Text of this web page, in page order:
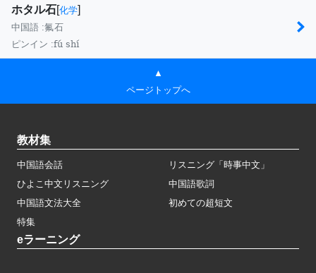
ホタル石[化学]
中国語 :氟石
ピンイン :fú shí
▲
ページトップへ
教材集
中国語会話
リスニング「時事中文」
ひよこ中文リスニング
中国語歌詞
中国語文法大全
初めての超短文
特集
eラーニング